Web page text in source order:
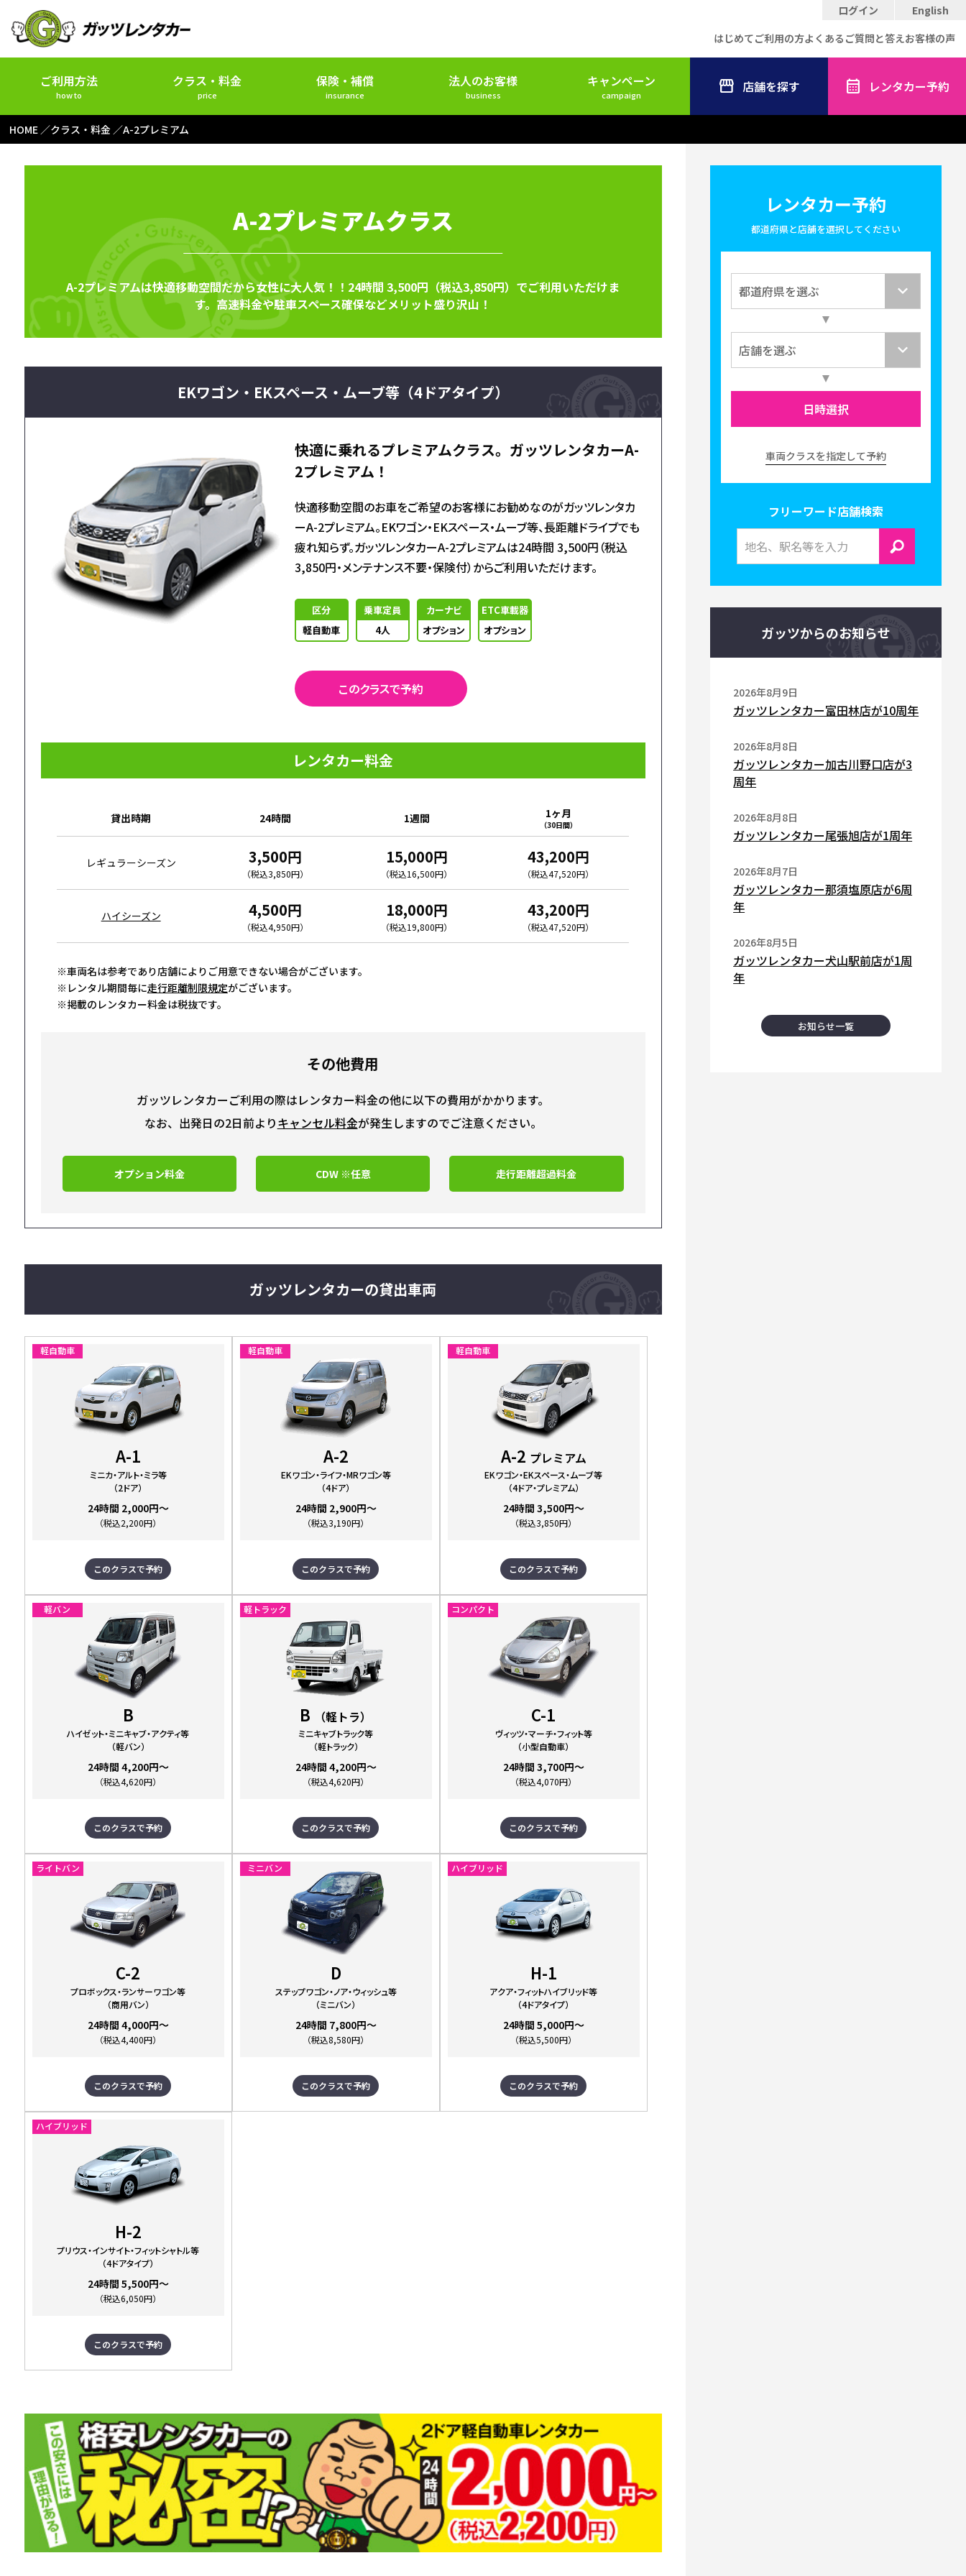
ログイン
English
はじめてご利用の方よくあるご質問と答えお客様の声
ご利用方法
how to
クラス・料金
price
保険・補償
insurance
法人のお客様
business
キャンペーン
campaign 店舗を探す レンタカー予約
HOME クラス・料金 A-2プレミアム
A-2プレミアムクラス
A-2プレミアムは快適移動空間だから女性に大人気！！24時間 3,500円（税込3,850円）でご利用いただけま
す。高速料金や駐車スペース確保などメリット盛り沢山！
EKワゴン・EKスペース・ムーブ等（4ドアタイプ）
快適に乗れるプレミアムクラス。ガッツレンタカーA-
2プレミアム！
快適移動空間のお車をご希望のお客様にお勧めなのがガッツレンタカ
ーA-2プレミアム。EKワゴン・EKスペース・ムーブ等、長距離ドライブでも
疲れ知らず。ガッツレンタカーA-2プレミアムは24時間 3,500円（税込
3,850円・メンテナンス不要・保険付）からご利用いただけます。
区分
軽自動車
乗車定員
4人
カーナビ
オプション
ETC車載器
オプション
このクラスで予約
レンタカー料金
貸出時期 24時間 1週間 1ヶ月
（30日間）
レギュラーシーズン 3,500円
（税込3,850円）
15,000円
（税込16,500円）
43,200円
（税込47,520円）
ハイシーズン 4,500円
（税込4,950円）
18,000円
（税込19,800円）
43,200円
（税込47,520円）
※車両名は参考であり店舗によりご用意できない場合がございます。
※レンタル期間毎に走行距離制限規定がございます。
※掲載のレンタカー料金は税抜です。
その他費用
ガッツレンタカーご利用の際はレンタカー料金の他に以下の費用がかかります。
なお、出発日の2日前よりキャンセル料金が発生しますのでご注意ください。
オプション料金 CDW ※任意 走行距離超過料金
ガッツレンタカーの貸出車両
軽自動車
A-1
ミニカ・アルト・ミラ等
（2ドア）
24時間 2,000円～
（税込2,200円）
このクラスで予約
軽自動車
A-2
EKワゴン・ライフ・MRワゴン等
（4ドア）
24時間 2,900円～
（税込3,190円）
このクラスで予約
軽自動車
A-2 プレミアム
EKワゴン・EKスペース・ムーブ等
（4ドア・プレミアム）
24時間 3,500円～
（税込3,850円）
このクラスで予約
軽バン
B
ハイゼット・ミニキャブ・アクティ等
（軽バン）
24時間 4,200円～
（税込4,620円）
このクラスで予約
軽トラック
B （軽トラ）
ミニキャブトラック等
（軽トラック）
24時間 4,200円～
（税込4,620円）
このクラスで予約
コンパクト
C-1
ヴィッツ・マーチ・フィット等
（小型自動車）
24時間 3,700円～
（税込4,070円）
このクラスで予約
ライトバン
C-2
プロボックス・ランサーワゴン等
（商用バン）
24時間 4,000円～
（税込4,400円）
このクラスで予約
ミニバン
D
ステップワゴン・ノア・ウィッシュ等
（ミニバン）
24時間 7,800円～
（税込8,580円）
このクラスで予約
ハイブリッド
H-1
アクア・フィットハイブリッド等
（4ドアタイプ）
24時間 5,000円～
（税込5,500円）
このクラスで予約
ハイブリッド
H-2
プリウス・インサイト・フィットシャトル等
（4ドアタイプ）
24時間 5,500円～
（税込6,050円）
このクラスで予約
レンタカー予約
都道府県と店舗を選択してください
日時選択
車両クラスを指定して予約
フリーワード店舗検索
ガッツからのお知らせ
2026年8月9日
ガッツレンタカー富田林店が10周年
2026年8月8日
ガッツレンタカー加古川野口店が3
周年
2026年8月8日
ガッツレンタカー尾張旭店が1周年
2026年8月7日
ガッツレンタカー那須塩原店が6周
年
2026年8月5日
ガッツレンタカー犬山駅前店が1周
年
お知らせ一覧